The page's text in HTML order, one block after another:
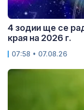
4 зодии ще се
края на 2026 г.
07:58 • 07.08.26